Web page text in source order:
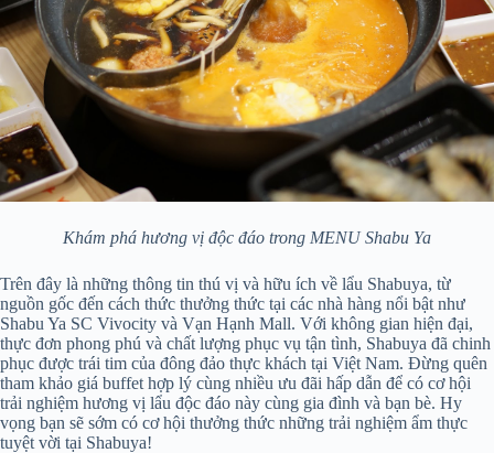
Khám phá hương vị độc đáo trong MENU Shabu Ya
Trên đây là những thông tin thú vị và hữu ích về lẩu Shabuya, từ
nguồn gốc đến cách thức thưởng thức tại các nhà hàng nổi bật như
Shabu Ya SC Vivocity và Vạn Hạnh Mall. Với không gian hiện đại,
thực đơn phong phú và chất lượng phục vụ tận tình, Shabuya đã chinh
phục được trái tim của đông đảo thực khách tại Việt Nam. Đừng quên
tham khảo giá buffet hợp lý cùng nhiều ưu đãi hấp dẫn để có cơ hội
trải nghiệm hương vị lẩu độc đáo này cùng gia đình và bạn bè. Hy
vọng bạn sẽ sớm có cơ hội thưởng thức những trải nghiệm ẩm thực
tuyệt vời tại Shabuya!